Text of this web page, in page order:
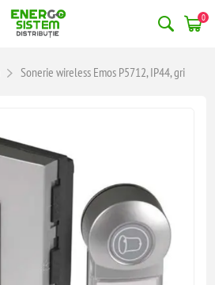
0
Sonerie wireless Emos P5712, IP44, gri